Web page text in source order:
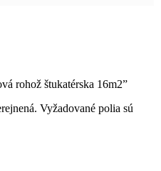
rohož štukatérska 16m2”
Vyžadované polia sú